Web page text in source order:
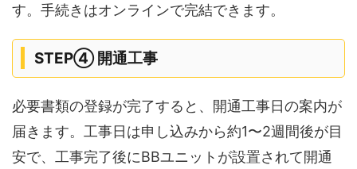
す。手続きはオンラインで完結できます。
STEP④ 開通工事
必要書類の登録が完了すると、開通工事日の案内が
届きます。工事日は申し込みから約1〜2週間後が目
安で、工事完了後にBBユニットが設置されて開通